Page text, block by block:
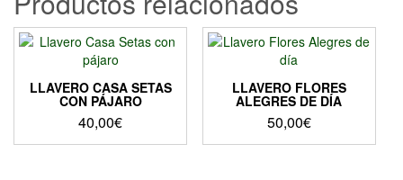
LLAVERO CASA SETAS
CON PÁJARO
40,00€
LLAVERO FLORES
ALEGRES DE DÍA
50,00€